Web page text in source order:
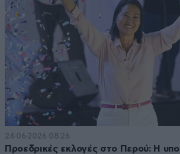
24·06·2026 08:26
Προεδρικές εκλογές στο Περού: Η